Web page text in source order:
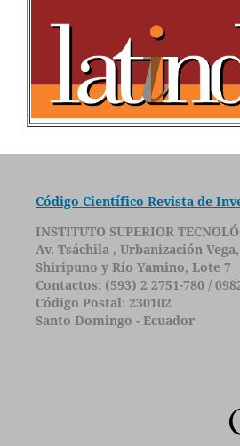
Código Científico Revista de
INSTITUTO SUPERIOR
Av. Tsáchila , Urbanización
Shiripuno y Río Yamino, Lote 7
Contactos: (593) 2 2751-780 /
Código Postal: 230102
Santo Domingo - Ecuador